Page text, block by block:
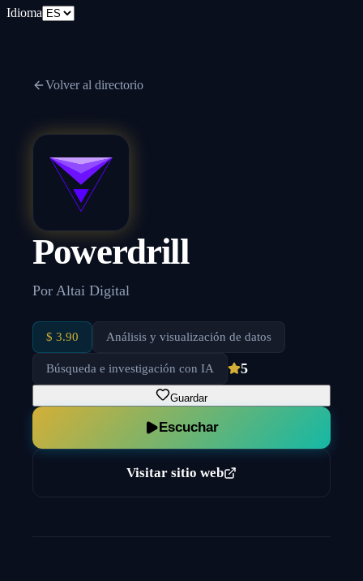
Idioma
Volver al directorio
Powerdrill
Por Altai Digital
$ 3.90 Análisis y visualización de datos
Búsqueda e investigación con IA 5
Guardar
Escuchar
Visitar sitio web